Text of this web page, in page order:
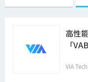
高性
「
VIA